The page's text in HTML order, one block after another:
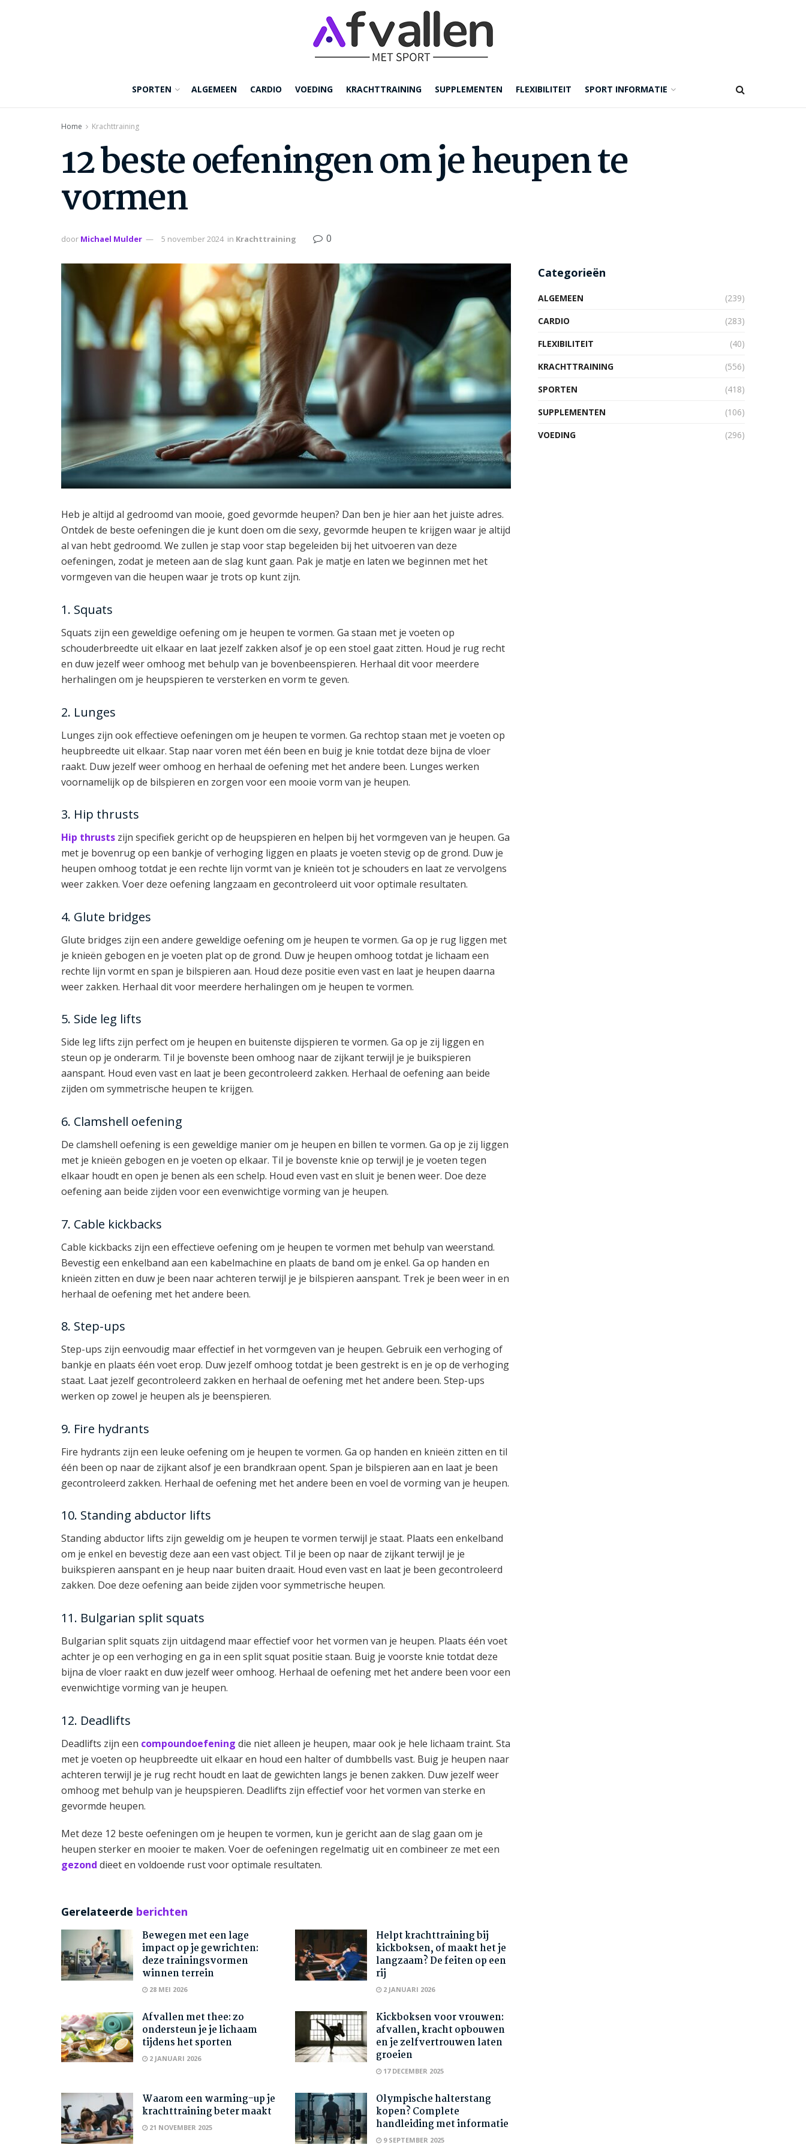
SPORTEN ALGEMEEN CARDIO VOEDING KRACHTTRAINING SUPPLEMENTEN FLEXIBILITEIT SPORT INFORMATIE
Home Krachttraining
12 beste oefeningen om je heupen te
vormen
door Michael Mulder 5 november 2024 in Krachttraining 0
Heb je altijd al gedroomd van mooie, goed gevormde heupen? Dan ben je hier aan het juiste adres.
Ontdek de beste oefeningen die je kunt doen om die sexy, gevormde heupen te krijgen waar je altijd
al van hebt gedroomd. We zullen je stap voor stap begeleiden bij het uitvoeren van deze
oefeningen, zodat je meteen aan de slag kunt gaan. Pak je matje en laten we beginnen met het
vormgeven van die heupen waar je trots op kunt zijn.
1. Squats
Squats zijn een geweldige oefening om je heupen te vormen. Ga staan met je voeten op
schouderbreedte uit elkaar en laat jezelf zakken alsof je op een stoel gaat zitten. Houd je rug recht
en duw jezelf weer omhoog met behulp van je bovenbeenspieren. Herhaal dit voor meerdere
herhalingen om je heupspieren te versterken en vorm te geven.
2. Lunges
Lunges zijn ook effectieve oefeningen om je heupen te vormen. Ga rechtop staan met je voeten op
heupbreedte uit elkaar. Stap naar voren met één been en buig je knie totdat deze bijna de vloer
raakt. Duw jezelf weer omhoog en herhaal de oefening met het andere been. Lunges werken
voornamelijk op de bilspieren en zorgen voor een mooie vorm van je heupen.
3. Hip thrusts
Hip thrusts zijn specifiek gericht op de heupspieren en helpen bij het vormgeven van je heupen. Ga
met je bovenrug op een bankje of verhoging liggen en plaats je voeten stevig op de grond. Duw je
heupen omhoog totdat je een rechte lijn vormt van je knieën tot je schouders en laat ze vervolgens
weer zakken. Voer deze oefening langzaam en gecontroleerd uit voor optimale resultaten.
4. Glute bridges
Glute bridges zijn een andere geweldige oefening om je heupen te vormen. Ga op je rug liggen met
je knieën gebogen en je voeten plat op de grond. Duw je heupen omhoog totdat je lichaam een
rechte lijn vormt en span je bilspieren aan. Houd deze positie even vast en laat je heupen daarna
weer zakken. Herhaal dit voor meerdere herhalingen om je heupen te vormen.
5. Side leg lifts
Side leg lifts zijn perfect om je heupen en buitenste dijspieren te vormen. Ga op je zij liggen en
steun op je onderarm. Til je bovenste been omhoog naar de zijkant terwijl je je buikspieren
aanspant. Houd even vast en laat je been gecontroleerd zakken. Herhaal de oefening aan beide
zijden om symmetrische heupen te krijgen.
6. Clamshell oefening
De clamshell oefening is een geweldige manier om je heupen en billen te vormen. Ga op je zij liggen
met je knieën gebogen en je voeten op elkaar. Til je bovenste knie op terwijl je je voeten tegen
elkaar houdt en open je benen als een schelp. Houd even vast en sluit je benen weer. Doe deze
oefening aan beide zijden voor een evenwichtige vorming van je heupen.
7. Cable kickbacks
Cable kickbacks zijn een effectieve oefening om je heupen te vormen met behulp van weerstand.
Bevestig een enkelband aan een kabelmachine en plaats de band om je enkel. Ga op handen en
knieën zitten en duw je been naar achteren terwijl je je bilspieren aanspant. Trek je been weer in en
herhaal de oefening met het andere been.
8. Step-ups
Step-ups zijn eenvoudig maar effectief in het vormgeven van je heupen. Gebruik een verhoging of
bankje en plaats één voet erop. Duw jezelf omhoog totdat je been gestrekt is en je op de verhoging
staat. Laat jezelf gecontroleerd zakken en herhaal de oefening met het andere been. Step-ups
werken op zowel je heupen als je beenspieren.
9. Fire hydrants
Fire hydrants zijn een leuke oefening om je heupen te vormen. Ga op handen en knieën zitten en til
één been op naar de zijkant alsof je een brandkraan opent. Span je bilspieren aan en laat je been
gecontroleerd zakken. Herhaal de oefening met het andere been en voel de vorming van je heupen.
10. Standing abductor lifts
Standing abductor lifts zijn geweldig om je heupen te vormen terwijl je staat. Plaats een enkelband
om je enkel en bevestig deze aan een vast object. Til je been op naar de zijkant terwijl je je
buikspieren aanspant en je heup naar buiten draait. Houd even vast en laat je been gecontroleerd
zakken. Doe deze oefening aan beide zijden voor symmetrische heupen.
11. Bulgarian split squats
Bulgarian split squats zijn uitdagend maar effectief voor het vormen van je heupen. Plaats één voet
achter je op een verhoging en ga in een split squat positie staan. Buig je voorste knie totdat deze
bijna de vloer raakt en duw jezelf weer omhoog. Herhaal de oefening met het andere been voor een
evenwichtige vorming van je heupen.
12. Deadlifts
Deadlifts zijn een compoundoefening die niet alleen je heupen, maar ook je hele lichaam traint. Sta
met je voeten op heupbreedte uit elkaar en houd een halter of dumbbells vast. Buig je heupen naar
achteren terwijl je je rug recht houdt en laat de gewichten langs je benen zakken. Duw jezelf weer
omhoog met behulp van je heupspieren. Deadlifts zijn effectief voor het vormen van sterke en
gevormde heupen.
Met deze 12 beste oefeningen om je heupen te vormen, kun je gericht aan de slag gaan om je
heupen sterker en mooier te maken. Voer de oefeningen regelmatig uit en combineer ze met een
gezond dieet en voldoende rust voor optimale resultaten.
Gerelateerde berichten
Bewegen met een lage
impact op je gewrichten:
deze trainingsvormen
winnen terrein
28 MEI 2026
Helpt krachttraining bij
kickboksen, of maakt het je
langzaam? De feiten op een
rij
2 JANUARI 2026
Afvallen met thee: zo
ondersteun je je lichaam
tijdens het sporten
2 JANUARI 2026
Kickboksen voor vrouwen:
afvallen, kracht opbouwen
en je zelfvertrouwen laten
groeien
17 DECEMBER 2025
Waarom een warming-up je
krachttraining beter maakt
21 NOVEMBER 2025
Olympische halterstang
kopen? Complete
handleiding met informatie
9 SEPTEMBER 2025
Categorieën
ALGEMEEN
(239)
CARDIO
(283)
FLEXIBILITEIT
(40)
KRACHTTRAINING
(556)
SPORTEN
(418)
SUPPLEMENTEN
(106)
VOEDING
(296)